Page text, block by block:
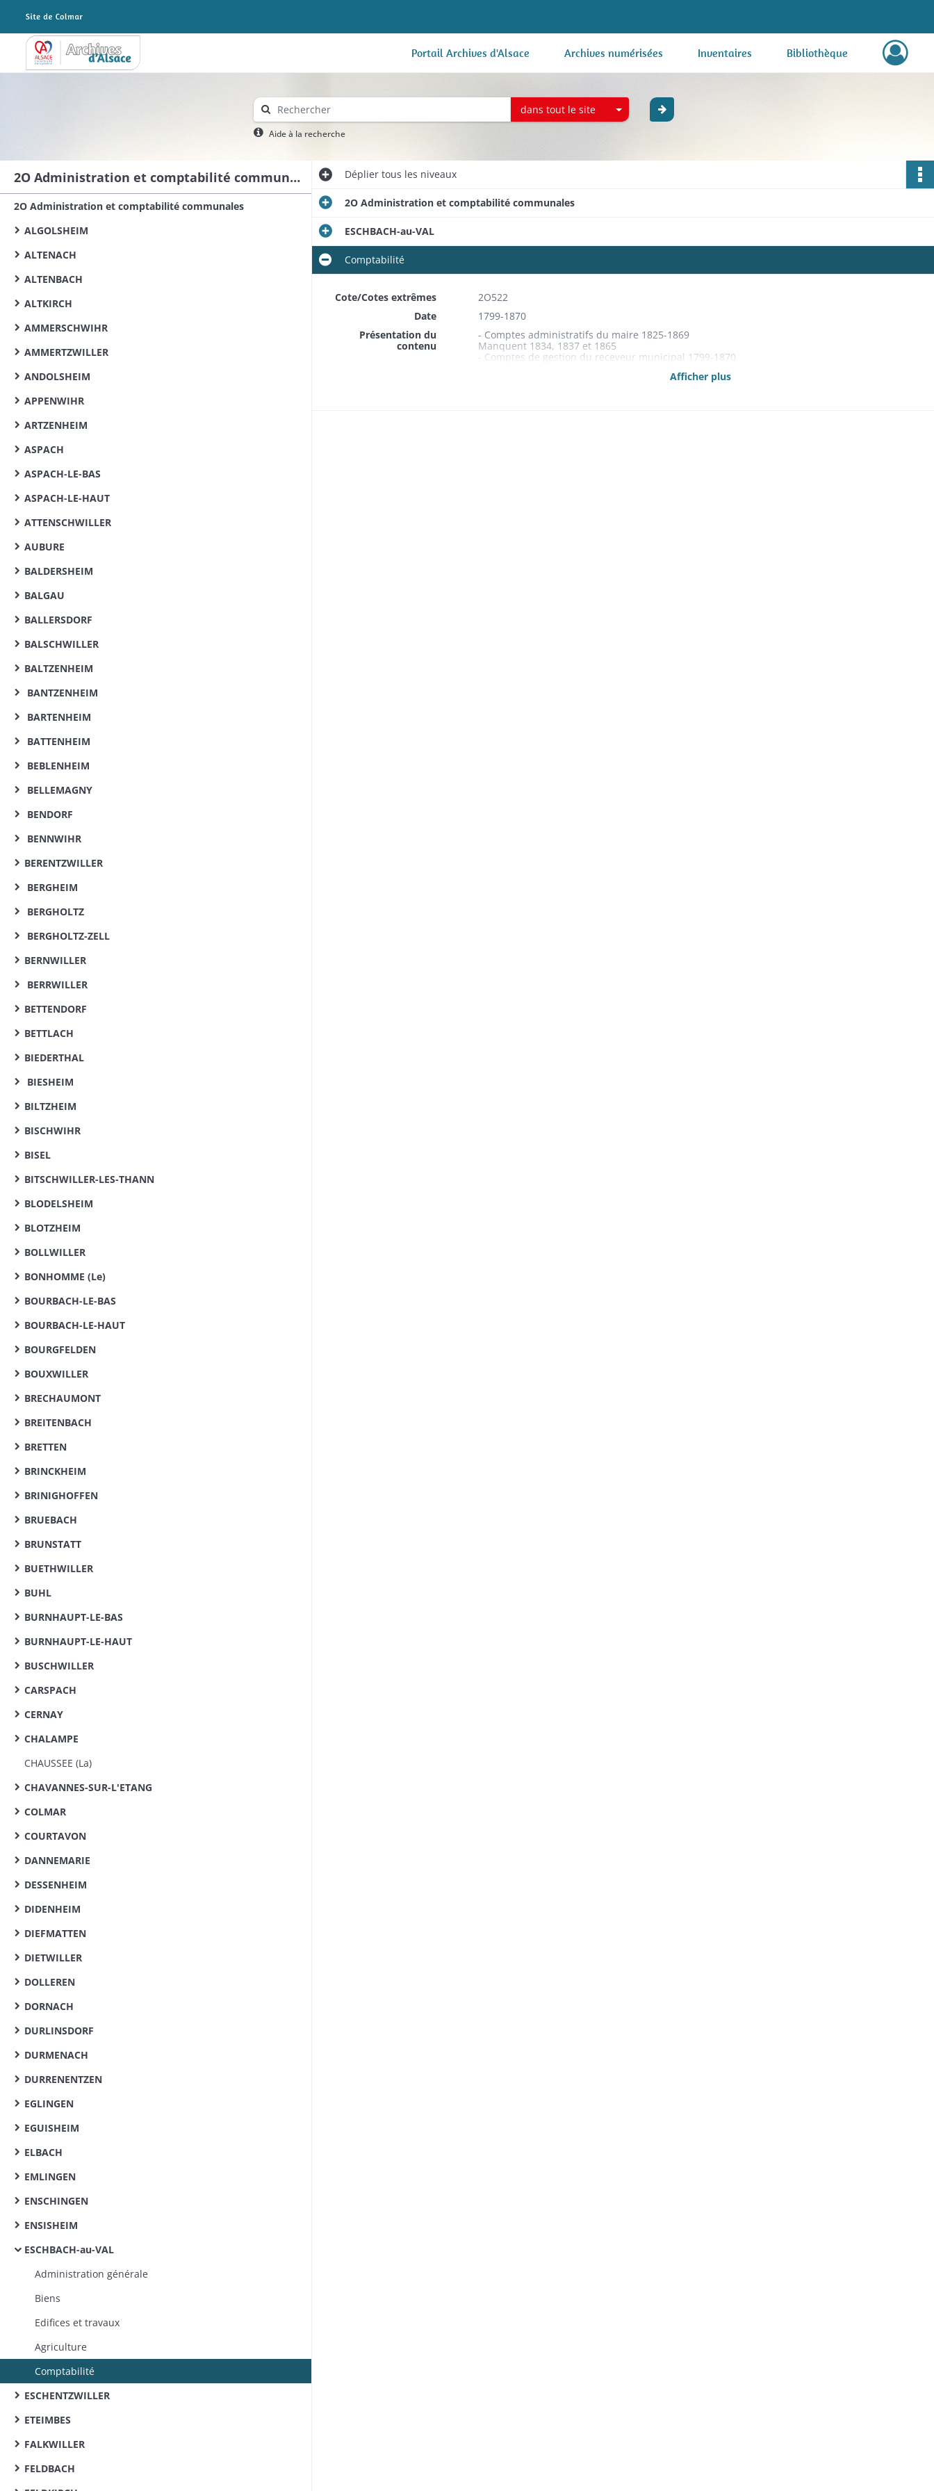
Archives Alsace - Colmar Portail Archives d'Alsace Archives numérisées Inventaires Bibliothèque
dans tout le site
Aide à la recherche
2O Administration et comptabilité communales
2O Administration et comptabilité communales
ALGOLSHEIM
ALTENACH
ALTENBACH
ALTKIRCH
AMMERSCHWIHR
AMMERTZWILLER
ANDOLSHEIM
APPENWIHR
ARTZENHEIM
ASPACH
ASPACH-LE-BAS
ASPACH-LE-HAUT
ATTENSCHWILLER
AUBURE
BALDERSHEIM
BALGAU
BALLERSDORF
BALSCHWILLER
BALTZENHEIM
BANTZENHEIM
BARTENHEIM
BATTENHEIM
BEBLENHEIM
BELLEMAGNY
BENDORF
BENNWIHR
BERENTZWILLER
BERGHEIM
BERGHOLTZ
BERGHOLTZ-ZELL
BERNWILLER
BERRWILLER
BETTENDORF
BETTLACH
BIEDERTHAL
BIESHEIM
BILTZHEIM
BISCHWIHR
BISEL
BITSCHWILLER-LES-THANN
BLODELSHEIM
BLOTZHEIM
BOLLWILLER
BONHOMME (Le)
BOURBACH-LE-BAS
BOURBACH-LE-HAUT
BOURGFELDEN
BOUXWILLER
BRECHAUMONT
BREITENBACH
BRETTEN
BRINCKHEIM
BRINIGHOFFEN
BRUEBACH
BRUNSTATT
BUETHWILLER
BUHL
BURNHAUPT-LE-BAS
BURNHAUPT-LE-HAUT
BUSCHWILLER
CARSPACH
CERNAY
CHALAMPE
CHAUSSEE (La)
CHAVANNES-SUR-L'ETANG
COLMAR
COURTAVON
DANNEMARIE
DESSENHEIM
DIDENHEIM
DIEFMATTEN
DIETWILLER
DOLLEREN
DORNACH
DURLINSDORF
DURMENACH
DURRENENTZEN
EGLINGEN
EGUISHEIM
ELBACH
EMLINGEN
ENSCHINGEN
ENSISHEIM
ESCHBACH-au-VAL
Administration générale
Biens
Edifices et travaux
Agriculture
Comptabilité
ESCHENTZWILLER
ETEIMBES
FALKWILLER
FELDBACH
Dépliertous les niveaux
2O Administration et comptabilité communales
ESCHBACH-au-VAL
Comptabilité
Cote/Cotes extrêmes
2O522
Date
1799-1870
Présentation du
contenu
- Comptes administratifs du maire 1825-1869
Manquent 1834, 1837 et 1865
- Comptes de gestion du receveur municipal 1799-1870
Afficher plus